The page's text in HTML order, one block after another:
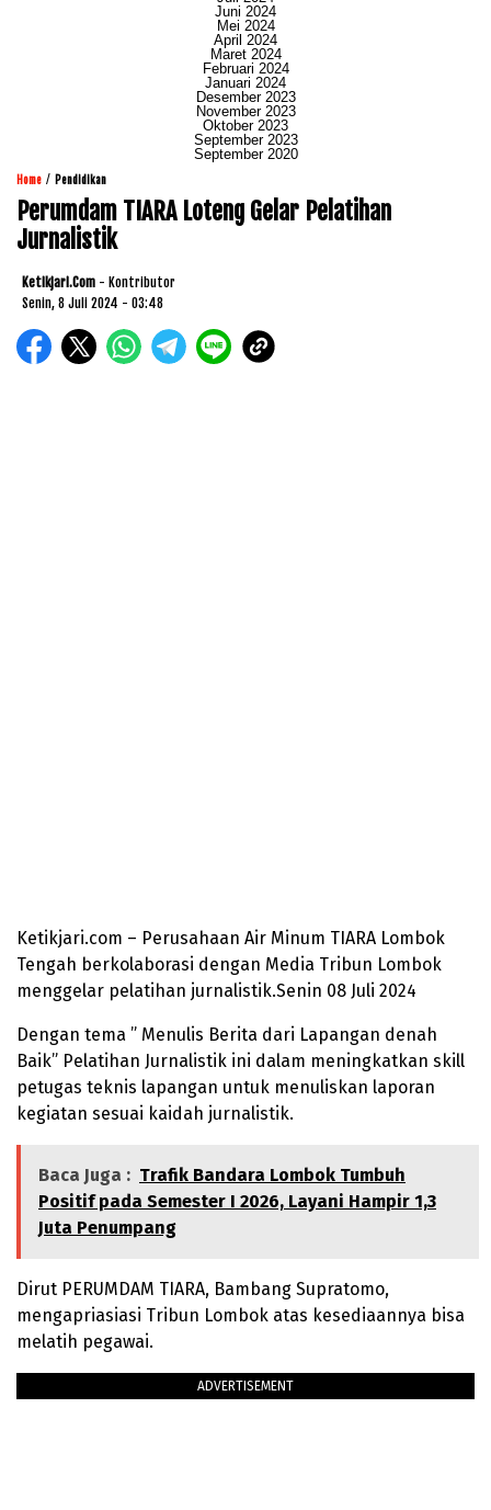
Juni 2024
Mei 2024
April 2024
Maret 2024
Februari 2024
Januari 2024
Desember 2023
November 2023
Oktober 2023
September 2023
September 2020
Home / Pendidikan
Perumdam TIARA Loteng Gelar Pelatihan
Jurnalistik
Ketikjari.com - Kontributor
Senin, 8 Juli 2024 - 03:48
Ketikjari.com – Perusahaan Air Minum TIARA Lombok
Tengah berkolaborasi dengan Media Tribun Lombok
menggelar pelatihan jurnalistik.Senin 08 Juli 2024
Dengan tema ” Menulis Berita dari Lapangan denah
Baik” Pelatihan Jurnalistik ini dalam meningkatkan skill
petugas teknis lapangan untuk menuliskan laporan
kegiatan sesuai kaidah jurnalistik.
Baca Juga : Trafik Bandara Lombok Tumbuh
Positif pada Semester I 2026, Layani Hampir 1,3
Juta Penumpang
Dirut PERUMDAM TIARA, Bambang Supratomo,
mengapriasiasi Tribun Lombok atas kesediaannya bisa
melatih pegawai.
ADVERTISEMENT